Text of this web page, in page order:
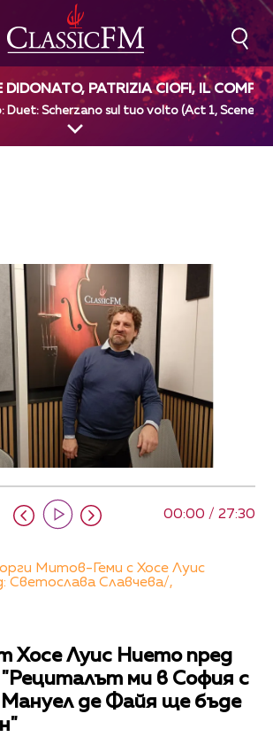
DIDONATO, PATRIZIA CIOFI, IL
ALAN CURTIS
Duet: Scherzano sul tuo volto (Act 1, Scene 6)
00:00 / 27:30
Митов-Геми с Хосе Луис
Светослава Славчева/,
Хосе Луис Нието пред
"Рециталът ми в София с
де Файя ще бъде